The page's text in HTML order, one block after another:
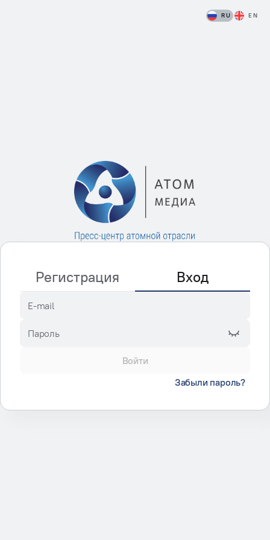
RU EN
Регистрация Вход
E-mail
Пароль
Войти
Забыли пароль?